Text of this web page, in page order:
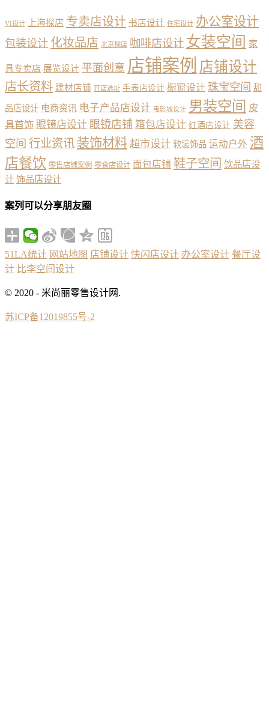
VI设计 上海探店 专卖店设计 书店设计 住宅设计 办公室设计
包装设计 化妆品店 北京探店 咖啡店设计 女装空间 家
具专卖店 展览设计 平面创意 店铺案例 店铺设计
店长资料 建材店铺 开店选址 手表店设计 橱窗设计 珠宝空间 甜
品店设计 电商资讯 电子产品店设计 电影城设计 男装空间 皮
具首饰 眼镜店设计 眼镜店铺 箱包店设计 红酒店设计 美容
空间 行业资讯 装饰材料 超市设计 软装饰品 运动户外 酒
店餐饮 零售店铺案例 零食店设计 面包店铺 鞋子空间 饮品店设
计 饰品店设计
案列可以分享朋友圈
51LA统计 网站地图 店铺设计 快闪店设计 办公室设计 餐厅设
计 比李空间设计
© 2020 - 米尚丽零售设计网.
苏ICP备12019855号-2